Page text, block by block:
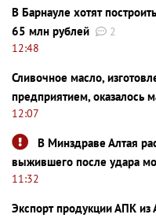
В Барнауле хотят
65 млн рублей
2
12:48
Сливочное масло,
предприятием, оказалось
12:07
В Минздраве Алтая
выжившего после удара
11:32
Экспорт продукции АПК из